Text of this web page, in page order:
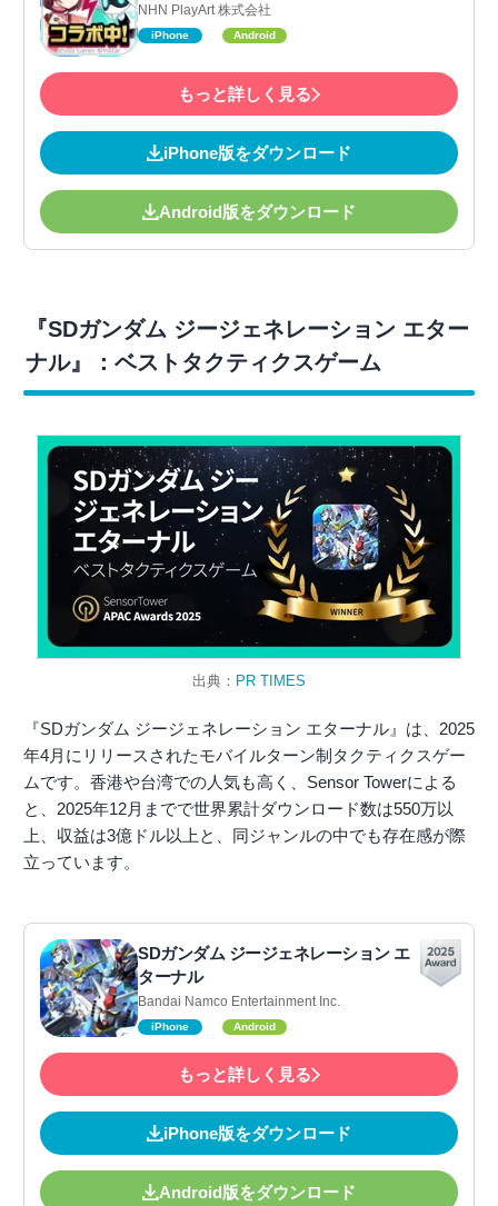
NHN PlayArt 株式会社
iPhone Android
もっと詳しく見る
iPhone版をダウンロード
Android版をダウンロード
『SDガンダム ジージェネレーション エター
ナル』：ベストタクティクスゲーム
出典： PR TIMES
『SDガンダム ジージェネレーション エターナル』は、2025
年4月にリリースされたモバイルターン制タクティクスゲー
ムです。香港や台湾での人気も高く、Sensor Towerによる
と、2025年12月までで世界累計ダウンロード数は550万以
上、収益は3億ドル以上と、同ジャンルの中でも存在感が際
立っています。
SDガンダム ジージェネレーション エ
ターナル
Bandai Namco Entertainment Inc.
iPhone Android
もっと詳しく見る
iPhone版をダウンロード
Android版をダウンロード